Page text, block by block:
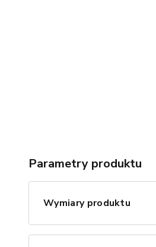
Parametry produktu
Wymiary produktu